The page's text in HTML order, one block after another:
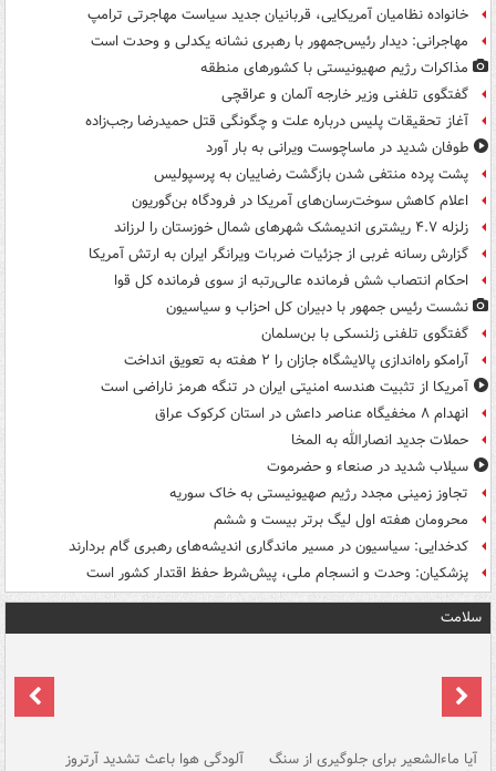
خانواده نظامیان آمریکایی، قربانیان جدید سیاست مهاجرتی ترامپ
مهاجرانی: دیدار رئیس‌جمهور با رهبری نشانه یکدلی و وحدت است
مذاکرات رژیم صهیونیستی با کشورهای منطقه
گفتگوی تلفنی وزیر خارجه آلمان و عراقچی
آغاز تحقیقات پلیس درباره علت و چگونگی قتل حمیدرضا رجب‌زاده
طوفان شدید در ماساچوست ویرانی به بار آورد
پشت پرده منتفی شدن بازگشت رضاییان به پرسپولیس
اعلام کاهش سوخت‌رسان‌های آمریکا در فرودگاه بن‌گوریون
زلزله ۴.۷ ریشتری اندیمشک شهرهای شمال خوزستان را لرزاند
گزارش رسانه غربی از جزئیات ضربات ویرانگر ایران به ارتش آمریکا
احکام انتصاب شش فرمانده عالی‌رتبه از سوی فرمانده کل قوا
نشست رئیس جمهور با دبیران کل احزاب و سیاسیون
گفتگوی تلفنی زلنسکی با بن‌سلمان
آرامکو راه‌اندازی پالایشگاه جازان را ۲ هفته به تعویق انداخت
آمریکا از تثبیت هندسه امنیتی ایران در تنگه هرمز ناراضی است
انهدام ۸ مخفیگاه عناصر داعش در استان کرکوک عراق
حملات جدید انصارالله به المخا
سیلاب شدید در صنعاء و حضرموت
تجاوز زمینی مجدد رژیم صهیونیستی به خاک سوریه
محرومان هفته اول لیگ برتر بیست و ششم
کدخدایی: سیاسیون در مسیر ماندگاری اندیشه‌های رهبری گام بردارند
پزشکیان: وحدت و انسجام ملی، پیش‌شرط حفظ اقتدار کشور است
سلامت
آیا ماءالشعیر برای جلوگیری از سنگ آلودگی هوا باعث تشدید آرتروز